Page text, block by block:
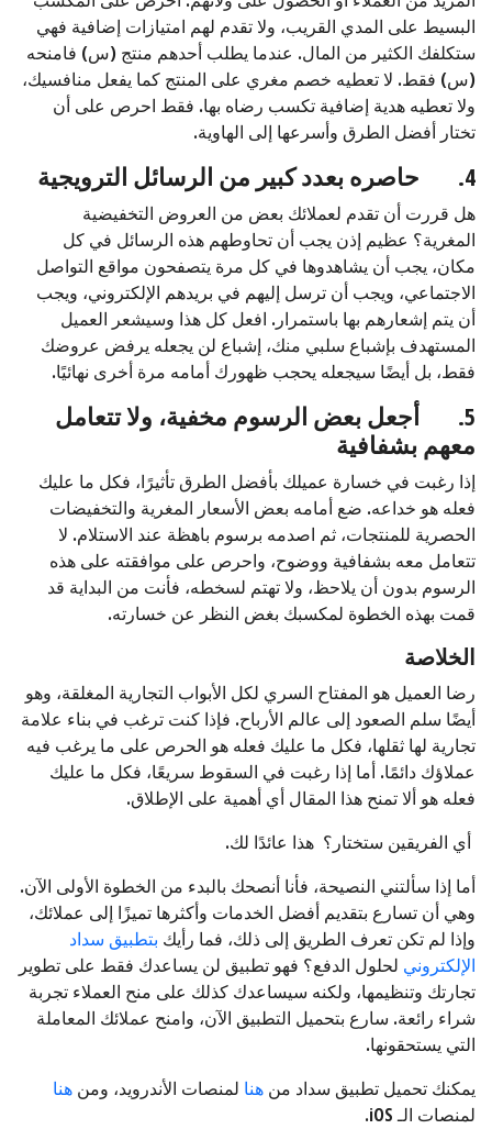
البسيط على المدي القريب، ولا تقدم لهم امتيازات إضافية فهي
ستكلفك الكثير من المال. عندما يطلب أحدهم منتج (س) فامنحه
(س) فقط. لا تعطيه خصم مغري على المنتج كما يفعل منافسيك،
ولا تعطيه هدية إضافية تكسب رضاه بها. فقط احرص على أن
تختار أفضل الطرق وأسرعها إلى الهاوية.
4. حاصره بعدد كبير من الرسائل الترويجية
هل قررت أن تقدم لعملائك بعض من العروض التخفيضية
المغرية؟ عظيم إذن يجب أن تحاوطهم هذه الرسائل في كل
مكان، يجب أن يشاهدوها في كل مرة يتصفحون مواقع التواصل
الاجتماعي، ويجب أن ترسل إليهم في بريدهم الإلكتروني، ويجب
أن يتم إشعارهم بها باستمرار. افعل كل هذا وسيشعر العميل
المستهدف بإشباع سلبي منك، إشباع لن يجعله يرفض عروضك
فقط، بل أيضًا سيجعله يحجب ظهورك أمامه مرة أخرى نهائيًا.
5.
أجعل بعض الرسوم مخفية، ولا تتعامل
معهم بشفافية
إذا رغبت في خسارة عميلك بأفضل الطرق تأثيرًا، فكل ما عليك
فعله هو خداعه. ضع أمامه بعض الأسعار المغرية والتخفيضات
الحصرية للمنتجات، ثم اصدمه برسوم باهظة عند الاستلام. لا
تتعامل معه بشفافية ووضوح، واحرص على موافقته على هذه
الرسوم بدون أن يلاحظ، ولا تهتم لسخطه، فأنت من البداية قد
قمت بهذه الخطوة لمكسبك بغض النظر عن خسارته.
الخلاصة
رضا العميل هو المفتاح السري لكل الأبواب التجارية المغلقة، وهو
أيضًا سلم الصعود إلى عالم الأرباح. فإذا كنت ترغب في بناء علامة
تجارية لها ثقلها، فكل ما عليك فعله هو الحرص على ما يرغب فيه
عملاؤك دائمًا. أما إذا رغبت في السقوط سريعًا، فكل ما عليك
فعله هو ألا تمنح هذا المقال أي أهمية على الإطلاق.
أي الفريقين ستختار؟ هذا عائدًا لك.
أما إذا سألتني النصيحة، فأنا أنصحك بالبدء من الخطوة الأولى الآن.
وهي أن تسارع بتقديم أفضل الخدمات وأكثرها تميزًا إلى عملائك،
وإذا لم تكن تعرف الطريق إلى ذلك، فما رأيك بتطبيق سداد
الإلكتروني لحلول الدفع؟ فهو تطبيق لن يساعدك فقط على تطوير
تجارتك وتنظيمها، ولكنه سيساعدك كذلك على منح العملاء تجربة
شراء رائعة. سارع بتحميل التطبيق الآن، وامنح عملائك المعاملة
التي يستحقونها.
يمكنك تحميل تطبيق سداد من هنا لمنصات الأندرويد، ومن هنا
لمنصات الـ iOS.